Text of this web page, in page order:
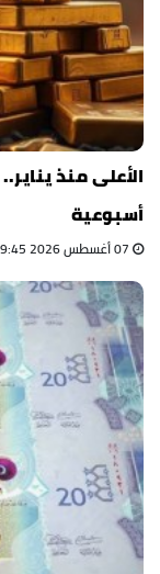
الأعلى منذ
أسبوعية